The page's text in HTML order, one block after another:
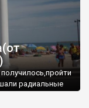
радиальные